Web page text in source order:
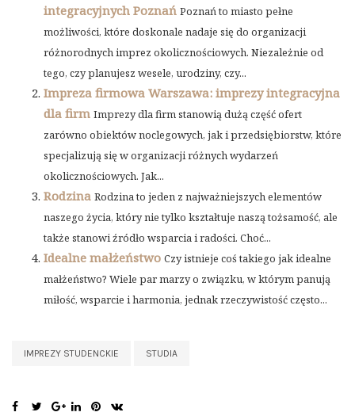
integracyjnych Poznań Poznań to miasto pełne
możliwości, które doskonale nadaje się do organizacji
różnorodnych imprez okolicznościowych. Niezależnie od
tego, czy planujesz wesele, urodziny, czy...
Impreza firmowa Warszawa: imprezy integracyjna
dla firm Imprezy dla firm stanowią dużą część ofert
zarówno obiektów noclegowych, jak i przedsiębiorstw, które
specjalizują się w organizacji różnych wydarzeń
okolicznościowych. Jak...
Rodzina Rodzina to jeden z najważniejszych elementów
naszego życia, który nie tylko kształtuje naszą tożsamość, ale
także stanowi źródło wsparcia i radości. Choć...
Idealne małżeństwo Czy istnieje coś takiego jak idealne
małżeństwo? Wiele par marzy o związku, w którym panują
miłość, wsparcie i harmonia, jednak rzeczywistość często...
IMPREZY STUDENCKIE STUDIA